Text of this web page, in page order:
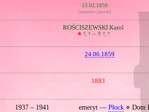
13.02.1859
(kalendarz juliański)
ROŚCISZEWSKI Karol
🞲?, ? — 🕆?, ?
24.06.1859
1883
1937 – 1941 emeryt — Płock⋄ Dom